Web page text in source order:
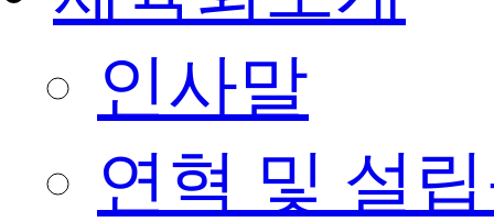
인사말
연혁 및 설